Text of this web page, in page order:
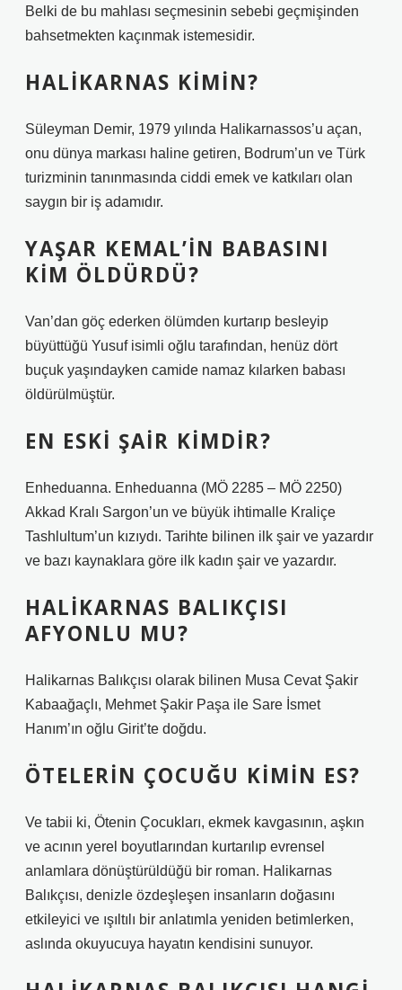
Belki de bu mahlası seçmesinin sebebi geçmişinden
bahsetmekten kaçınmak istemesidir.
HALIKARNAS KIMIN?
Süleyman Demir, 1979 yılında Halikarnassos’u açan,
onu dünya markası haline getiren, Bodrum’un ve Türk
turizminin tanınmasında ciddi emek ve katkıları olan
saygın bir iş adamıdır.
YAŞAR KEMAL’IN BABASINI
KIM ÖLDÜRDÜ?
Van’dan göç ederken ölümden kurtarıp besleyip
büyüttüğü Yusuf isimli oğlu tarafından, henüz dört
buçuk yaşındayken camide namaz kılarken babası
öldürülmüştür.
EN ESKI ŞAIR KIMDIR?
Enheduanna. Enheduanna (MÖ 2285 – MÖ 2250)
Akkad Kralı Sargon’un ve büyük ihtimalle Kraliçe
Tashlultum’un kızıydı. Tarihte bilinen ilk şair ve yazardır
ve bazı kaynaklara göre ilk kadın şair ve yazardır.
HALIKARNAS BALIKÇISI
AFYONLU MU?
Halikarnas Balıkçısı olarak bilinen Musa Cevat Şakir
Kabaağaçlı, Mehmet Şakir Paşa ile Sare İsmet
Hanım’ın oğlu Girit’te doğdu.
ÖTELERIN ÇOCUĞU KIMIN ES?
Ve tabii ki, Ötenin Çocukları, ekmek kavgasının, aşkın
ve acının yerel boyutlarından kurtarılıp evrensel
anlamlara dönüştürüldüğü bir roman. Halikarnas
Balıkçısı, denizle özdeşleşen insanların doğasını
etkileyici ve ışıltılı bir anlatımla yeniden betimlerken,
aslında okuyucuya hayatın kendisini sunuyor.